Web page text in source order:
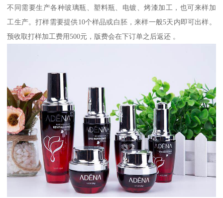
不同需要生产各种玻璃瓶、塑料瓶、电镀、烤漆加工，也可来样加
工生产。打样需要提供10个样品或白胚，来样一般5天内即可出样。
预收取打样加工费用500元，版费会在下订单之后返还 。